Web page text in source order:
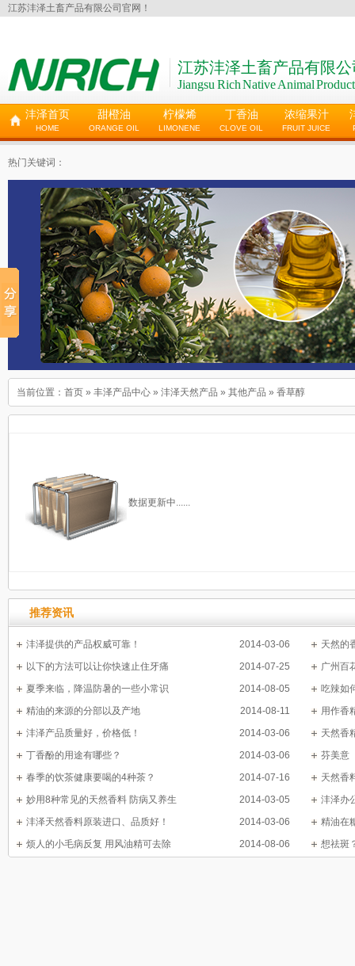
江苏沣泽土畜产品有限公司官网！
江苏沣泽土畜产品有限公
Jiangsu Rich Native Animal
沣泽首页
HOME
甜橙油
ORANGE OIL
柠檬烯
LIMONENE
丁香油
CLOVE OIL
浓缩果汁
FRUIT JUICE
热门关键词：
当前位置： 首页 » 丰泽产品中心 » 沣泽天然产品 » 其他产品 » 香草醇
数据更新中......
推荐资讯
2014-03-06
沣泽提供的产品权威可靠！
天然的
2014-07-25
以下的方法可以让你快速止住牙痛
广州百
2014-08-05
夏季来临，降温防暑的一些小常识
吃辣如
2014-08-11
精油的来源的分部以及产地
用作香
2014-03-06
沣泽产品质量好，价格低！
天然香
2014-03-06
丁香酚的用途有哪些？
芬美意
2014-07-16
春季的饮茶健康要喝的4种茶？
天然香
2014-03-05
妙用8种常见的天然香料 防病又养生
沣泽办
2014-03-06
沣泽天然香料原装进口、品质好！
精油在
2014-08-06
烦人的小毛病反复 用风油精可去除 想祛斑